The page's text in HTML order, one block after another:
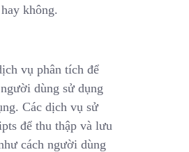
không.
vụ phân tích để
dùng sử dụng
Các dịch vụ sử
để thu thập và lưu
cách người dùng